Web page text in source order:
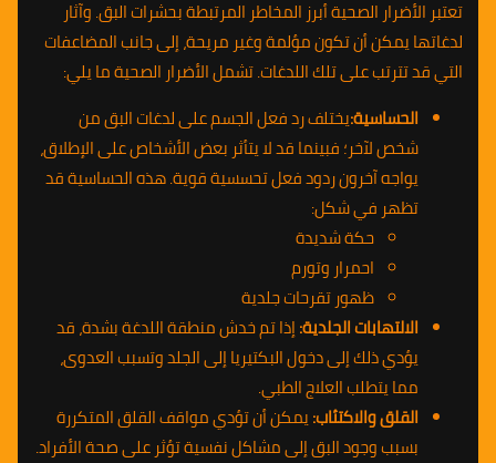
تعتبر الأضرار الصحية أبرز المخاطر المرتبطة بحشرات البق. وآثار
لدغاتها يمكن أن تكون مؤلمة وغير مريحة، إلى جانب المضاعفات
التي قد تترتب على تلك اللدغات. تشمل الأضرار الصحية ما يلي:
الحساسية:يختلف رد فعل الجسم على لدغات البق من
شخص لآخر؛ فبينما قد لا يتأثر بعض الأشخاص على الإطلاق،
يواجه آخرون ردود فعل تحسسية قوية. هذه الحساسية قد
تظهر في شكل:
حكة شديدة
احمرار وتورم
ظهور تقرحات جلدية
الالتهابات الجلدية:إذا تم خدش منطقة اللدغة بشدة، قد
يؤدي ذلك إلى دخول البكتيريا إلى الجلد وتسبب العدوى،
مما يتطلب العلاج الطبي.
القلق والاكتئاب:يمكن أن تؤدي مواقف القلق المتكررة
بسبب وجود البق إلى مشاكل نفسية تؤثر على صحة الأفراد.